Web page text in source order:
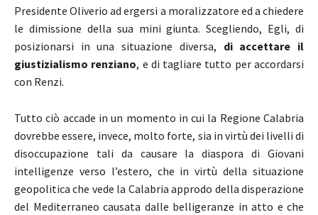
Presidente Oliverio ad ergersi a moralizzatore ed a chiedere
le dimissione della sua mini giunta. Scegliendo, Egli, di
posizionarsi in una situazione diversa, di accettare il
giustizialismo renziano, e di tagliare tutto per accordarsi
con Renzi.
Tutto ciò accade in un momento in cui la Regione Calabria
dovrebbe essere, invece, molto forte, sia in virtù dei livelli di
disoccupazione tali da causare la diaspora di Giovani
intelligenze verso l’estero, che in virtù della situazione
geopolitica che vede la Calabria approdo della disperazione
del Mediterraneo causata dalle belligeranze in atto e che